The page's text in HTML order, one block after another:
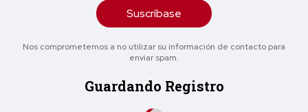
Suscríbase
Nos comprometemos a no utilizar su información de contacto para
enviar spam.
Guardando Registro